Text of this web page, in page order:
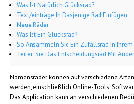
Was Ist Natürlich Glücksrad?
Text/einträge In Dasjenige Rad Einfügen
Neue Räder
Was Ist Ein Glücksrad?
So Ansammeln Sie Ein Zufallsrad In
Teilen Sie Das Entscheidungsrad Mit
Namensräder können auf verschiedene
werden, einschließlich Online-Tools,
Das Application kann an verschiedenen